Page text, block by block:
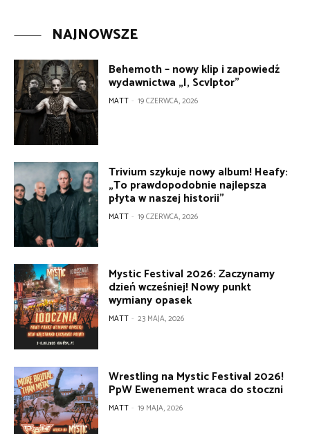
NAJNOWSZE
Behemoth – nowy klip i zapowiedź
wydawnictwa „I, Scvlptor”
MATT - 19 CZERWCA, 2026
Trivium szykuje nowy album! Heafy:
„To prawdopodobnie najlepsza
płyta w naszej historii”
MATT - 19 CZERWCA, 2026
Mystic Festival 2026: Zaczynamy
dzień wcześniej! Nowy punkt
wymiany opasek
MATT - 23 MAJA, 2026
Wrestling na Mystic Festival 2026!
PpW Ewenement wraca do stoczni
MATT - 19 MAJA, 2026